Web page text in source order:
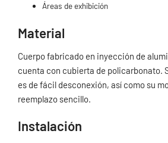
Áreas de exhibición
Material
Cuerpo fabricado en inyección de
cuenta con cubierta de policarbonato.
es de fácil desconexión, así como su
reemplazo sencillo.
Instalación